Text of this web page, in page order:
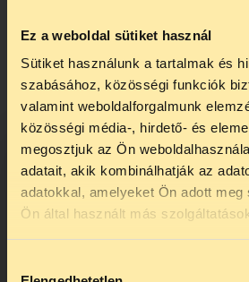
Ez a weboldal sütiket használ
Sütiket használunk a tartalmak és
szabásához, közösségi funkciók
valamint weboldalforgalmunk
közösségi média-, hirdető- és
megosztjuk az Ön
adatait, akik kombinálhatják az
adatokkal, amelyeket Ön adott
Ön által használt más
“Az Alkotmánybíróság
illetve jogszabályi
ellenességének
indítványt, melyet a
során kifejezetten
Ebből következően
támadott norma és a
egyedi ügy közötti
Amennyiben a bírói
mely az előtte folyamatban
TELEFONOS
SZÜNET!